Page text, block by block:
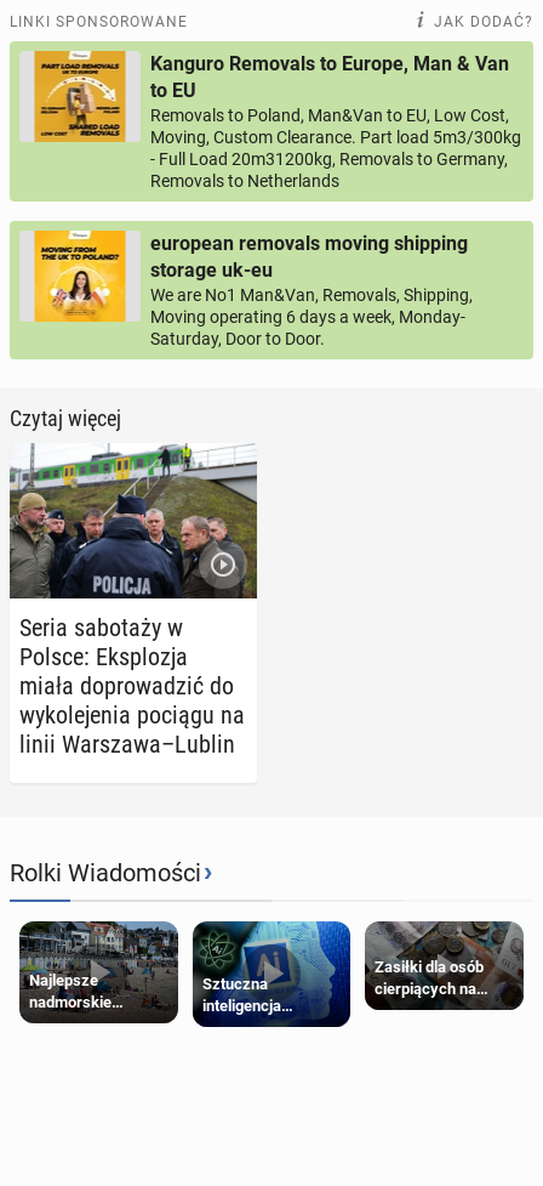
LINKI SPONSOROWANE JAK DODAĆ?
Kanguro Removals to Europe, Man & Van
to EU
Removals to Poland, Man&Van to EU, Low Cost,
Moving, Custom Clearance. Part load 5m3/300kg
- Full Load 20m31200kg, Removals to Germany,
Removals to Netherlands
european removals moving shipping
storage uk-eu
We are No1 Man&Van, Removals, Shipping,
Moving operating 6 days a week, Monday-
Saturday, Door to Door.
Czytaj więcej
Seria sa­bo­ta­ży w
Polsce: Eks­plo­zja
miała do­pro­wa­dzić do
wy­ko­le­je­nia pociągu na
linii War­sza­wa–Lublin
Rolki Wiadomości›
Najlepsze
nadmorskie
miasteczko blisko
Sztuczna
inteligencja
próbowała oszukać
Zasiłki dla osób
cierpiących na
schorzenia